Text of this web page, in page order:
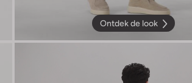
Ontdek de look